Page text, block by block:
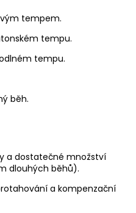
tempem.
tempu.
tempu.
běh.
a dostatečné množství
dlouhých běhů).
a kompenzační